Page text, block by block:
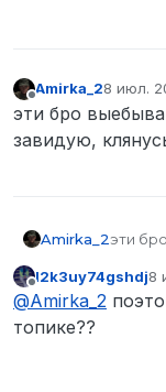
Не в сети
Amirka_28 июл.
эти бро
завидую,
Amirka_2эти
Не в сети
l2k3uy74gshdj8
@Amirka_2
топике??